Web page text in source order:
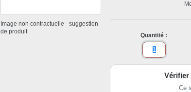
Image non contractuelle - suggestion
de produit
Quantité :
Ce